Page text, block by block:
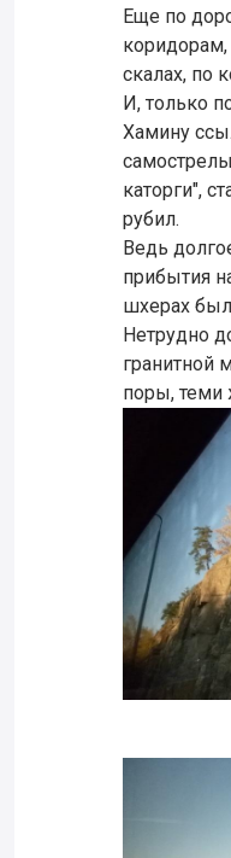
Еще по
скалах, по
И, только
Хамину
каторги",
рубил.
Ведь
прибытия
шхерах
Нетрудно
гранитной
поры, теми